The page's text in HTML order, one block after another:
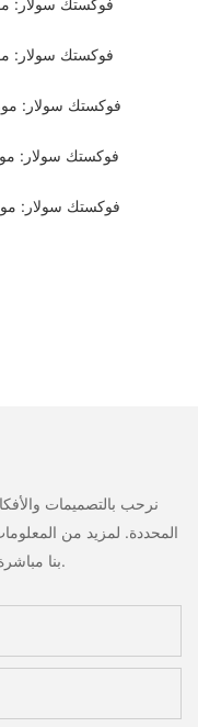
نرحب بالتصميمات
المحددة. لمزيد من
بنا مباشرة مع أسئلة أو استفسارات.